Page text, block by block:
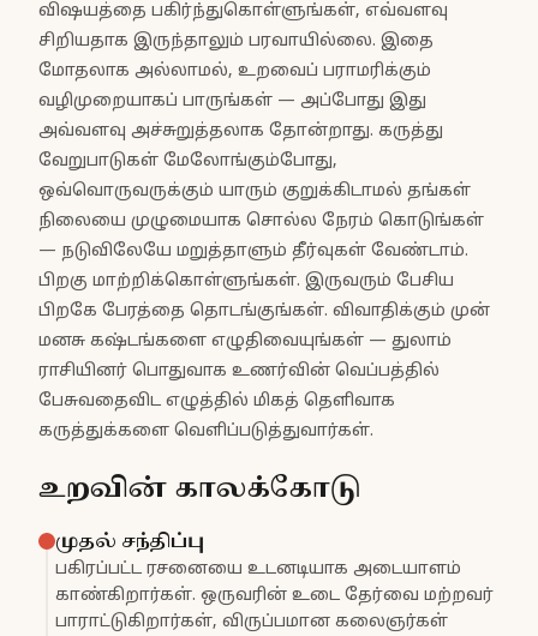
விஷயத்தை பகிர்ந்துகொள்ளுங்கள், எவ்வளவு
சிறியதாக இருந்தாலும் பரவாயில்லை. இதை
மோதலாக அல்லாமல், உறவைப் பராமரிக்கும்
வழிமுறையாகப் பாருங்கள் — அப்போது இது
அவ்வளவு அச்சுறுத்தலாக தோன்றாது. கருத்து
வேறுபாடுகள் மேலோங்கும்போது,
ஒவ்வொருவருக்கும் யாரும் குறுக்கிடாமல் தங்கள்
நிலையை முழுமையாக சொல்ல நேரம் கொடுங்கள்
— நடுவிலேயே மறுத்தாளும் தீர்வுகள் வேண்டாம்.
பிறகு மாற்றிக்கொள்ளுங்கள். இருவரும் பேசிய
பிறகே பேரத்தை தொடங்குங்கள். விவாதிக்கும் முன்
மனசு கஷ்டங்களை எழுதிவையுங்கள் — துலாம்
ராசியினர் பொதுவாக உணர்வின் வெப்பத்தில்
பேசுவதைவிட எழுத்தில் மிகத் தெளிவாக
கருத்துக்களை வெளிப்படுத்துவார்கள்.
உறவின் காலக்கோடு
முதல் சந்திப்பு
பகிரப்பட்ட ரசனையை உடனடியாக அடையாளம்
காண்கிறார்கள். ஒருவரின் உடை தேர்வை மற்றவர்
பாராட்டுகிறார்கள், விருப்பமான கலைஞர்கள்